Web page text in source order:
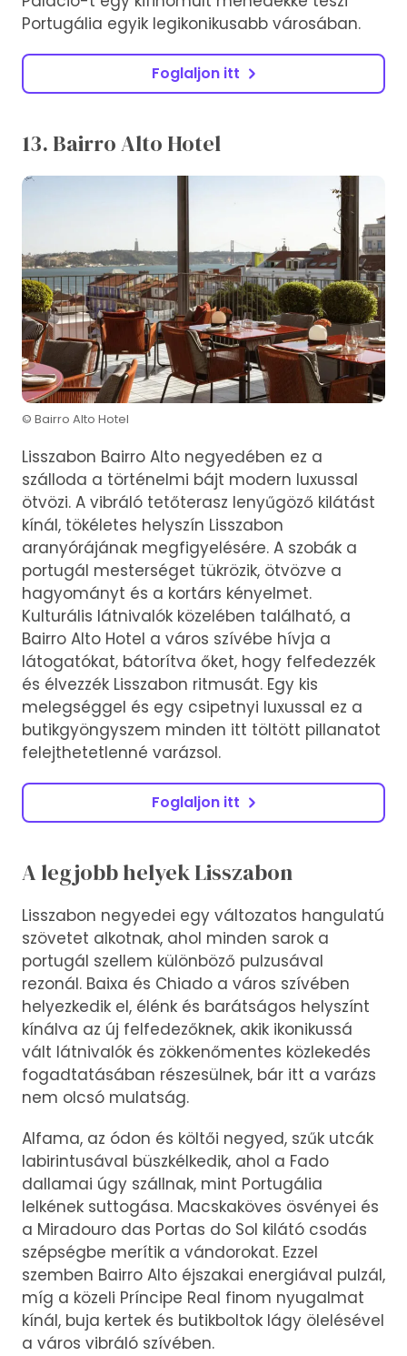
Portugália egyik legikonikusabb városában.
Foglaljon itt
13. Bairro Alto Hotel
© Bairro Alto Hotel
Lisszabon Bairro Alto negyedében ez a
szálloda a történelmi bájt modern luxussal
ötvözi. A vibráló tetőterasz lenyűgöző kilátást
kínál, tökéletes helyszín Lisszabon
aranyórájának megfigyelésére. A szobák a
portugál mesterséget tükrözik, ötvözve a
hagyományt és a kortárs kényelmet.
Kulturális látnivalók közelében található, a
Bairro Alto Hotel a város szívébe hívja a
látogatókat, bátorítva őket, hogy felfedezzék
és élvezzék Lisszabon ritmusát. Egy kis
melegséggel és egy csipetnyi luxussal ez a
butikgyöngyszem minden itt töltött pillanatot
felejthetetlenné varázsol.
Foglaljon itt
A legjobb helyek Lisszabon
Lisszabon negyedei egy változatos hangulatú
szövetet alkotnak, ahol minden sarok a
portugál szellem különböző pulzusával
rezonál. Baixa és Chiado a város szívében
helyezkedik el, élénk és barátságos helyszínt
kínálva az új felfedezőknek, akik ikonikussá
vált látnivalók és zökkenőmentes közlekedés
fogadtatásában részesülnek, bár itt a varázs
nem olcsó mulatság.
Alfama, az ódon és költői negyed, szűk utcák
labirintusával büszkélkedik, ahol a Fado
dallamai úgy szállnak, mint Portugália
lelkének suttogása. Macskaköves ösvényei és
a Miradouro das Portas do Sol kilátó csodás
szépségbe merítik a vándorokat. Ezzel
szemben Bairro Alto éjszakai energiával pulzál,
míg a közeli Príncipe Real finom nyugalmat
kínál, buja kertek és butikboltok lágy ölelésével
a város vibráló szívében.